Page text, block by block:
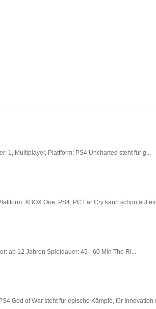
1, Multiplayer, Plattform: PS4 Uncharted steht für g...
XBOX One, PS4, PC Far Cry kann schon auf
ab 12 Jahren Spieldauer: 45 - 60 Min The Ri...
God of War steht für epische Kämpfe, für Innovation